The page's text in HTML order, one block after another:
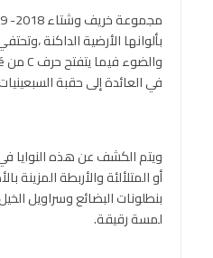
بألوانها الأرضية الداكنة
في العائدة إلى حقبة
ويتم الكشف عن هذه النوايا
أو المتلألئة والأربطة المزينة
بنطلونات البضائع وسراويل
لمسة رقيقة.